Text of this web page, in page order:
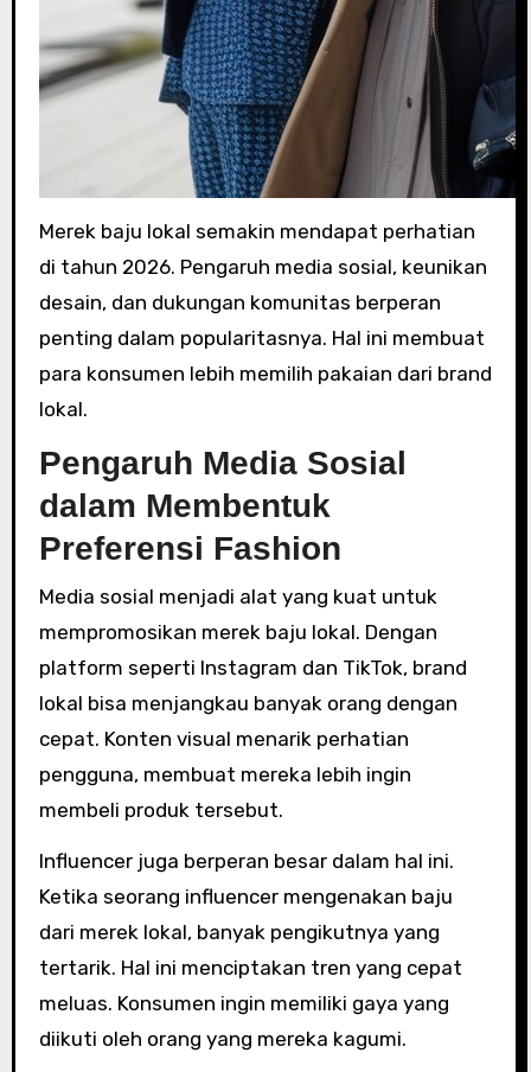
Merek baju lokal semakin mendapat perhatian
di tahun 2026. Pengaruh media sosial, keunikan
desain, dan dukungan komunitas berperan
penting dalam popularitasnya. Hal ini membuat
para konsumen lebih memilih pakaian dari brand
lokal.
Pengaruh Media Sosial
dalam Membentuk
Preferensi Fashion
Media sosial menjadi alat yang kuat untuk
mempromosikan merek baju lokal. Dengan
platform seperti Instagram dan TikTok, brand
lokal bisa menjangkau banyak orang dengan
cepat. Konten visual menarik perhatian
pengguna, membuat mereka lebih ingin
membeli produk tersebut.
Influencer juga berperan besar dalam hal ini.
Ketika seorang influencer mengenakan baju
dari merek lokal, banyak pengikutnya yang
tertarik. Hal ini menciptakan tren yang cepat
meluas. Konsumen ingin memiliki gaya yang
diikuti oleh orang yang mereka kagumi.